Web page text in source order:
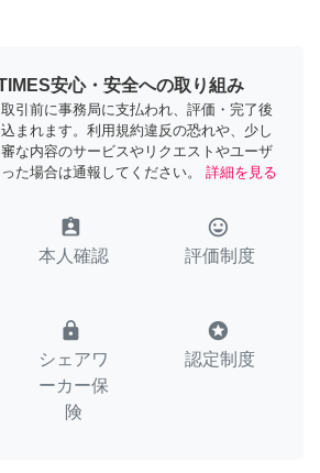
安心・安全への取り組み
引前に事務局に支払われ、評価・完了後
まれます。利用規約違反の恐れや、少し
な内容のサービスやリクエストやユーザ
た場合は通報してください。
詳細を見る
assignment_ind
本人確認
tag_faces
評価制度
lock
シェアワ
ーカー保
険
stars
認定制度